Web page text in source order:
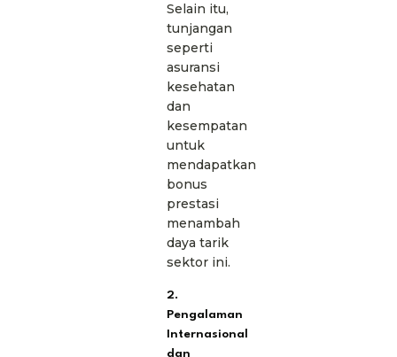
Selain itu,
tunjangan
seperti
asuransi
kesehatan
dan
kesempatan
untuk
mendapatkan
bonus
prestasi
menambah
daya tarik
sektor ini.
2.
Pengalaman
Internasional
dan